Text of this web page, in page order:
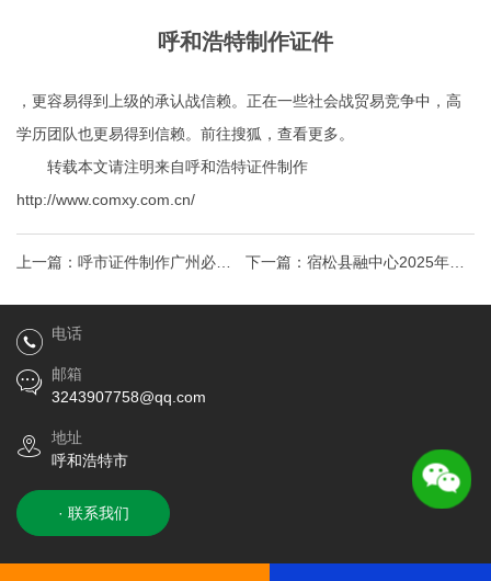
呼和浩特制作证件
，更容易得到上级的承认战信赖。正在一些社会战贸易竞争中，高
学历团队也更易得到信赖。前往搜狐，查看更多。
转载本文请注明来自呼和浩特证件制作
http://www.comxy.com.cn/
上一篇： 呼市证件制作广州必去
的十大旅游景点推荐
下一篇： 宿松县融中心2025年校
园播音主持人员公告呼和浩特证
电话
邮箱
3243907758@qq.com
地址
呼和浩特市
· 联系我们